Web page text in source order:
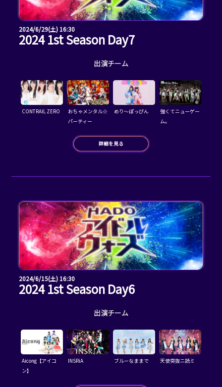
2024/6/29(土) 16:30
2024 1st Season Day7
出演チーム
CONTRAIL ZERO
おちゃメンタル☆
パーティー
めり～ぽっぴん
強くてニューゲー
ム。
詳細を見る
2024/6/15(土) 16:30
2024 1st Season Day6
出演チーム
Aicong【アイコ
ン】
INSRiA ブルーなままで 天使突抜ニ読ミ